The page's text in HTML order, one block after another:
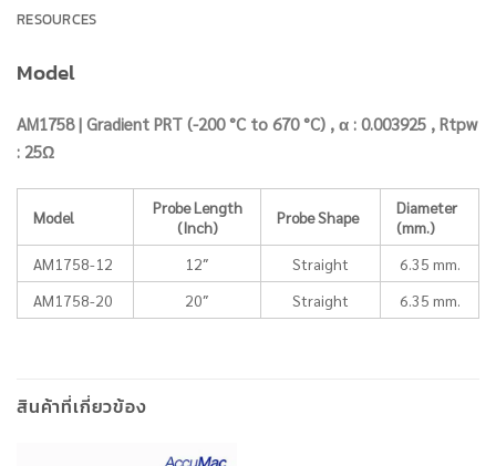
RESOURCES
Model
AM1758 | Gradient PRT (-200 °C to 670 °C) , α : 0.003925 , Rtpw
: 25Ω
Model
Probe Length
(Inch)
Probe Shape
Diameter
(mm.)
AM1758-12
12″ Straight
6.35 mm.
AM1758-20
20″ Straight 6.35 mm.
สินค้าที่เกี่ยวข้อง